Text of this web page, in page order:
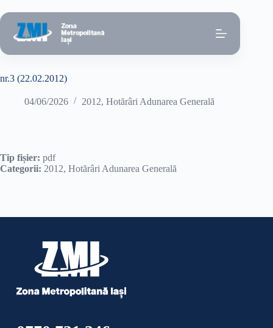
la
conținut
nr.3 (22.02.2012)
04/06/2026 2012, Hotărâri Adunarea Generală
Tip fișier: pdf
Categorii: 2012, Hotărâri Adunarea Generală